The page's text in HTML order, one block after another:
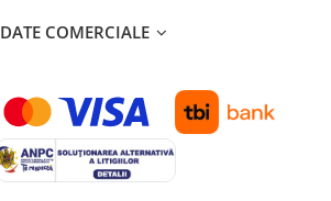
DATE COMERCIALE